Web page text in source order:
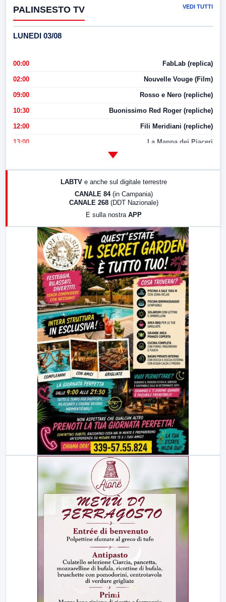
PALINSESTO TV VEDI TUTTI
LUNEDI 03/08
00:00 FabLab (replica)
02:00 Nouvelle Vouge (Film)
09:00 Rosso e Nero (repliche)
10:30 Buonissimo Red Roger (repliche)
12:00 Fili Meridiani (repliche)
13:00 La Mappa dei Piaceri
LabNews (replica)
LABTV e anche sul digitale terrestre
CANALE 84 (in Campania)
CANALE 268 (DDT Nazionale)
E sulla nostra APP